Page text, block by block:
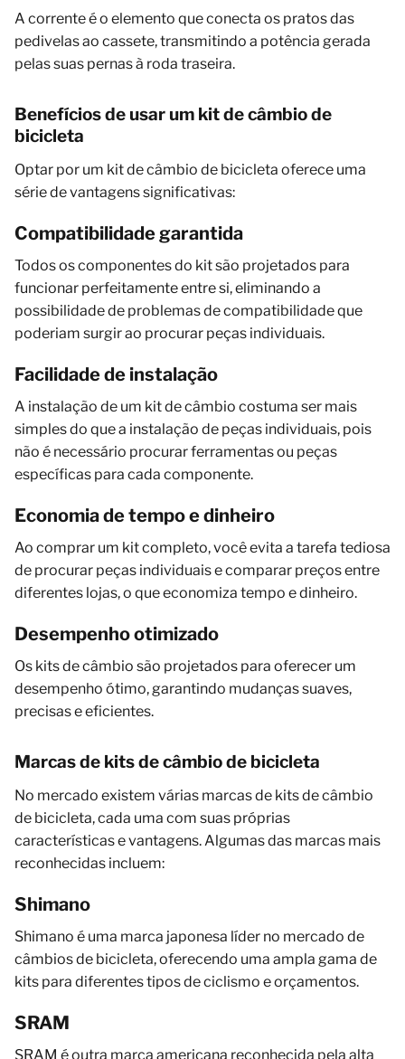
A corrente é o elemento que conecta os pratos das
pedivelas ao cassete, transmitindo a potência gerada
pelas suas pernas à roda traseira.
Benefícios de usar um kit de câmbio de
bicicleta
Optar por um kit de câmbio de bicicleta oferece uma
série de vantagens significativas:
Compatibilidade garantida
Todos os componentes do kit são projetados para
funcionar perfeitamente entre si, eliminando a
possibilidade de problemas de compatibilidade que
poderiam surgir ao procurar peças individuais.
Facilidade de instalação
A instalação de um kit de câmbio costuma ser mais
simples do que a instalação de peças individuais, pois
não é necessário procurar ferramentas ou peças
específicas para cada componente.
Economia de tempo e dinheiro
Ao comprar um kit completo, você evita a tarefa tediosa
de procurar peças individuais e comparar preços entre
diferentes lojas, o que economiza tempo e dinheiro.
Desempenho otimizado
Os kits de câmbio são projetados para oferecer um
desempenho ótimo, garantindo mudanças suaves,
precisas e eficientes.
Marcas de kits de câmbio de bicicleta
No mercado existem várias marcas de kits de câmbio
de bicicleta, cada uma com suas próprias
características e vantagens. Algumas das marcas mais
reconhecidas incluem:
Shimano
Shimano é uma marca japonesa líder no mercado de
câmbios de bicicleta, oferecendo uma ampla gama de
kits para diferentes tipos de ciclismo e orçamentos.
SRAM
SRAM é outra marca americana reconhecida pela alta